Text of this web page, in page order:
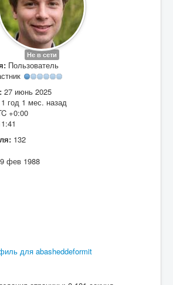
Не в сети
Пользователь
27 июнь 2025
1 год 1 мес. назад
+0:00
132
фев 1988
для abasheddeformit